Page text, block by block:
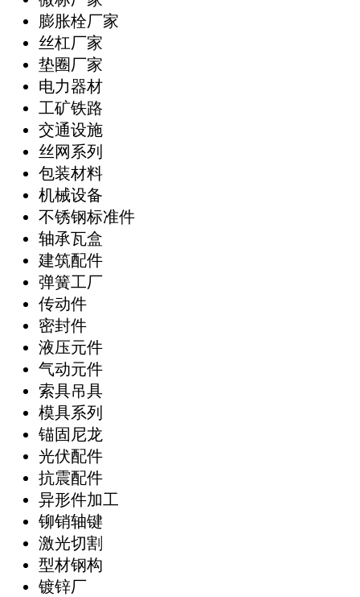
膨胀栓厂家
丝杠厂家
垫圈厂家
电力器材
工矿铁路
交通设施
丝网系列
包装材料
机械设备
不锈钢标准件
轴承瓦盒
建筑配件
弹簧工厂
传动件
密封件
液压元件
气动元件
索具吊具
模具系列
锚固尼龙
光伏配件
抗震配件
异形件加工
铆销轴键
激光切割
型材钢构
镀锌厂